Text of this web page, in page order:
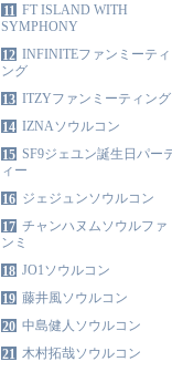
11 FT ISLAND WITH
SYMPHONY
12 INFINITEファンミーティ
ング
13 ITZYファンミーティング
14 IZNAソウルコン
15 SF9ジェユン誕生日パー
ィー
16 ジェジュンソウルコン
17 チャンハヌムソウルファ
ンミ
18 JO1ソウルコン
19 藤井風ソウルコン
20 中島健人ソウルコン
21 木村拓哉ソウルコン